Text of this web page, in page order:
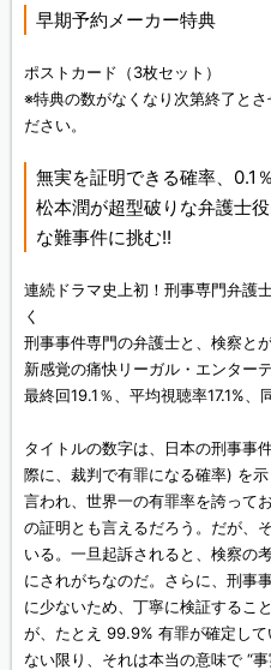
早期予約メーカー特典
ポストカード（3枚セット）
※特典の数がなくなり次第終了と
ださい。
無実を証明できる確率、0.1％
松本潤が超型破りな弁護士
な難事件に挑む!!
連続ドラマ史上初！刑事専門弁護
く
刑事事件専門の弁護士と、検察と
新感覚の痛快リーガル・エンター
最終回19.1％、平均視聴率17.1%、
タイトルの数字は、日本の刑事事
際に、裁判で有罪になる確率) を
言われ、世界一の有罪率を誇って
の証明とも言えるだろう。だが、
いる。一旦起訴されると、検察の
にされがちなのだ。さらに、刑事
に少ないため、丁寧に検証するこ
が、たとえ 99.9% 有罪が確定し
ない限り、それは本当の意味で “